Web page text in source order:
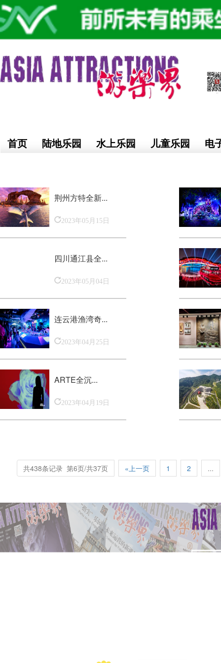
首页 陆地乐园 水上乐园 儿童乐园 电
荆州方特全新...
2023年05月15日
四川通江县全...
2023年05月04日
连云港渔湾奇...
2023年04月25日
ARTE全沉...
2023年04月19日
共438条记录 第6页/共37页 «上一页 1 2 ...